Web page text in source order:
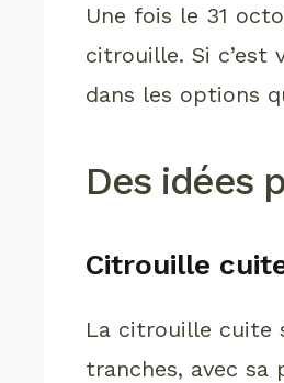
Une fois le 31
citrouille. Si c’est
dans les options
Des idées
Citrouille
La citrouille cuite
tranches, avec